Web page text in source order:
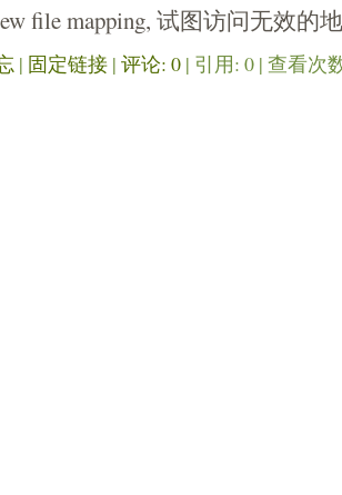
file mapping, 试图访问无效的
| 固定链接 | 评论: 0 | 引用: 0 | 查看次